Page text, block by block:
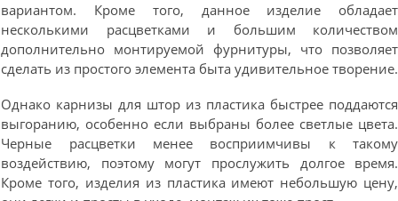
вариантом. Кроме того, данное изделие обладает
несколькими расцветками и большим количеством
дополнительно монтируемой фурнитуры, что позволяет
сделать из простого элемента быта удивительное творение.
Однако карнизы для штор из пластика быстрее поддаются
выгоранию, особенно если выбраны более светлые цвета.
Черные расцветки менее восприимчивы к такому
воздействию, поэтому могут прослужить долгое время.
Кроме того, изделия из пластика имеют небольшую цену,